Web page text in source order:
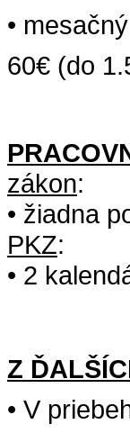
•
60€ (do
zákon:
• žiadna
PKZ:
• 2
Z
• V